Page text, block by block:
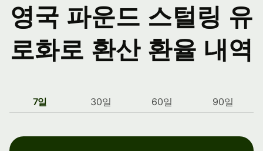
영국 파운드 스털링 유
로화로 환산 환율 내역
7일 30일 60일 90일